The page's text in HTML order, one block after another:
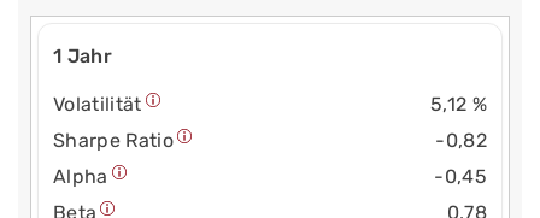
1 Jahr
Volatilität
5,12 %
Sharpe Ratio
-0,82
Alpha
-0,45
Beta
0,78